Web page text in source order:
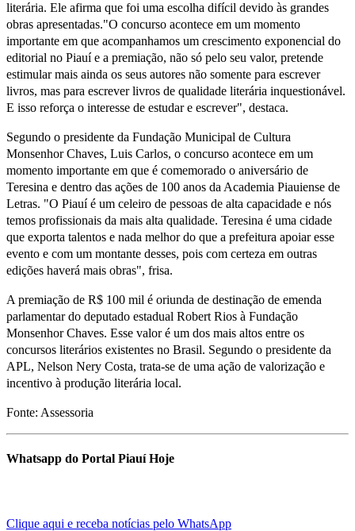
literária. Ele afirma que foi uma escolha difícil devido às grandes
obras apresentadas."O concurso acontece em um momento
importante em que acompanhamos um crescimento exponencial do
editorial no Piauí e a premiação, não só pelo seu valor, pretende
estimular mais ainda os seus autores não somente para escrever
livros, mas para escrever livros de qualidade literária inquestionável.
E isso reforça o interesse de estudar e escrever", destaca.
Segundo o presidente da Fundação Municipal de Cultura
Monsenhor Chaves, Luis Carlos, o concurso acontece em um
momento importante em que é comemorado o aniversário de
Teresina e dentro das ações de 100 anos da Academia Piauiense de
Letras. "O Piauí é um celeiro de pessoas de alta capacidade e nós
temos profissionais da mais alta qualidade. Teresina é uma cidade
que exporta talentos e nada melhor do que a prefeitura apoiar esse
evento e com um montante desses, pois com certeza em outras
edições haverá mais obras", frisa.
A premiação de R$ 100 mil é oriunda de destinação de emenda
parlamentar do deputado estadual Robert Rios à Fundação
Monsenhor Chaves. Esse valor é um dos mais altos entre os
concursos literários existentes no Brasil. Segundo o presidente da
APL, Nelson Nery Costa, trata-se de uma ação de valorização e
incentivo à produção literária local.
Fonte: Assessoria
Whatsapp do Portal Piauí Hoje
Clique aqui e receba notícias pelo WhatsApp